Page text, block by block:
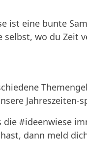
ist eine bunte
selbst, wo du Zeit
Jahreszeiten-
die #ideenwiese
dann meld